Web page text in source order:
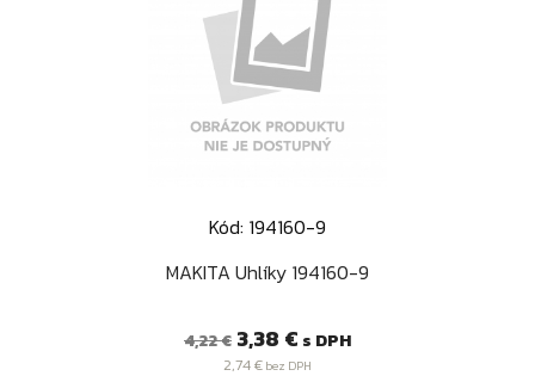
Kód: 194160-9
MAKITA Uhlíky 194160-9
Bežná
cena
4,22 € Cena
3,38 € s DPH
2,74 € bez DPH